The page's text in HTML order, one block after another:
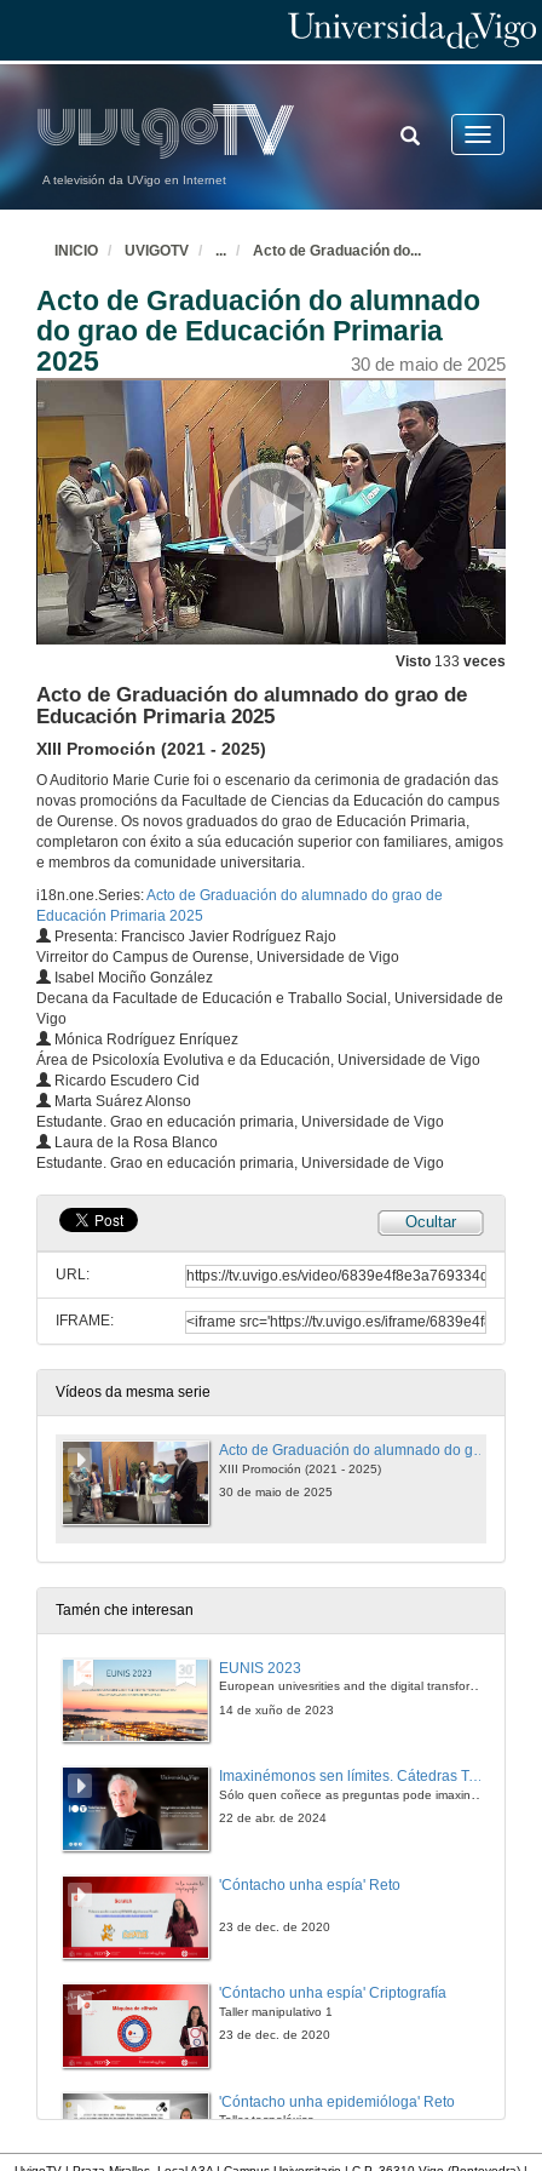
A televisión da UVigo en Internet
Toggle
TOGGLE
SEARCH
INICIO UVIGOTV ... Acto de Graduación do...
Acto de Graduación do alumnado
do grao de Educación Primaria
2025
30 de maio de 2025
Visto 133 veces
Acto de Graduación do alumnado do grao de
Educación Primaria 2025
XIII Promoción (2021 - 2025)
O Auditorio Marie Curie foi o escenario da cerimonia de gradación das
novas promocións da Facultade de Ciencias da Educación do campus
de Ourense. Os novos graduados do grao de Educación Primaria,
completaron con éxito a súa educación superior con familiares, amigos
e membros da comunidade universitaria.
i18n.one.Series:Acto de Graduación do alumnado do grao de
Educación Primaria 2025
Presenta: Francisco Javier Rodríguez Rajo
Virreitor do Campus de Ourense, Universidade de Vigo
Isabel Mociño González
Decana da Facultade de Educación e Traballo Social, Universidade de
Vigo
Mónica Rodríguez Enríquez
Área de Psicoloxía Evolutiva e da Educación, Universidade de Vigo
Ricardo Escudero Cid
Marta Suárez Alonso
Estudante. Grao en educación primaria, Universidade de Vigo
Laura de la Rosa Blanco
Estudante. Grao en educación primaria, Universidade de Vigo
Ocultar
URL:
IFRAME:
Vídeos da mesma serie
Acto de Graduación do alumnado do grao de Educación Primaria 2025
XIII Promoción (2021 - 2025)
30 de maio de 2025
Tamén che interesan
EUNIS 2023
European univesrities and the digital transformation: challenges and opportunities ahead
14 de xuño de 2023
Imaxinémonos sen límites. Cátedras Telefónica
22 de abr. de 2024
'Cóntacho unha espía' Reto
23 de dec. de 2020
'Cóntacho unha espía' Criptografía
Taller manipulativo 1
23 de dec. de 2020
'Cóntacho unha epidemióloga' Reto
Taller tecnolóxico